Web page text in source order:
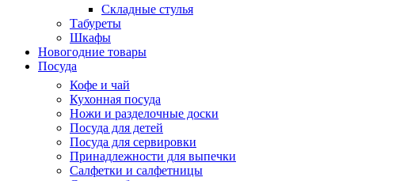
Складные стулья
Табуреты
Шкафы
Новогодние товары
Посуда
Кофе и чай
Кухонная посуда
Ножи и разделочные доски
Посуда для детей
Посуда для сервировки
Принадлежности для выпечки
Салфетки и салфетницы